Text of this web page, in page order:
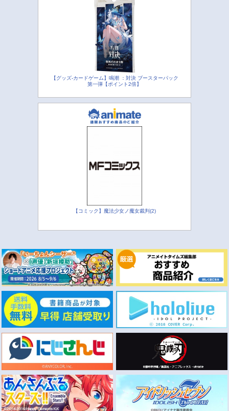
【グッズ-カードゲーム】鳴潮 ：対決 ブースターパック
第一弾【ポイント2倍】
【コミック】魔法少女ノ魔女裁判(2)